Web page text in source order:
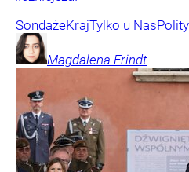
SondażeKrajTylko u Nas
Magdalena Frindt